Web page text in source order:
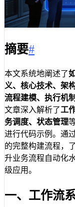
摘要#
本文系统地阐述了
义、核心技术、架
流程建模、执行机
文章深入解析了工
务调度、状态管理
进行代码示例。通
的完整构建流程，
升业务流程自动化
级应用。
一、工作流